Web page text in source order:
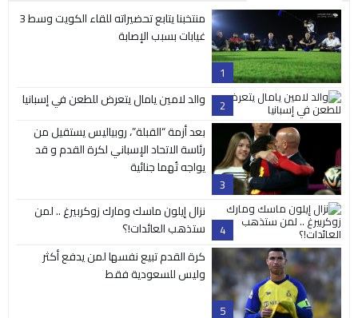
1
منتخبنا يتابع تحضيراته للقاء الكويت وسط 3
غيابات بسبب الإصابة
2 والد لامين يامال يتعرض للطعن في إسبانيا
3
بعد أزمة “القبلة”، روبياليس يستقيل من
رئاسة الاتحاد الإسباني لكرة القدم و قد
يواجه تُهما جنائية
4
نزال إيلون ماسك ومارك زوكربيرغ .. لمن
ستذهب العائدات!؟
5
كرة القدم تبيع نفسها لمن يدفع أكثر
وليس للسعودية فقط